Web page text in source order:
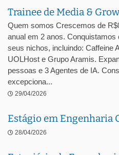
Trainee de Media &
Quem somos Crescemos de
anual em 2 anos.
seus nichos, incluindo: Caffeine
UOLHost e Grupo Aramis.
pessoas e 3 Agentes de IA.
excepciona...
29/04/2026
Estágio em Engenharia
28/04/2026